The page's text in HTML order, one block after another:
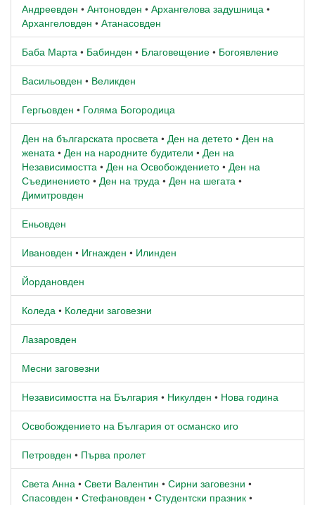
Андреевден • Антоновден • Архангелова задушница •
Архангеловден • Атанасовден
Баба Марта • Бабинден • Благовещение • Богоявление
Васильовден • Великден
Гергьовден • Голяма Богородица
Ден на българската просвета • Ден на детето • Ден на
жената • Ден на народните будители • Ден на
Независимостта • Ден на Освобождението • Ден на
Съединението • Ден на труда • Ден на шегата •
Димитровден
Еньовден
Ивановден • Игнажден • Илинден
Йордановден
Коледа • Коледни заговезни
Лазаровден
Месни заговезни
Независимостта на България • Никулден • Нова година
Освобождението на България от османско иго
Петровден • Първа пролет
Света Анна • Свети Валентин • Сирни заговезни •
Спасовден • Стефановден • Студентски празник •